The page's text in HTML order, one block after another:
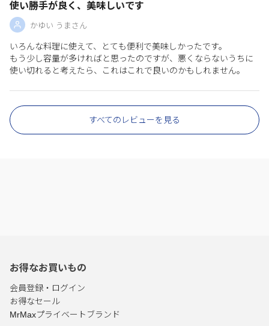
使い勝手が良く、美味しいです
かゆい うまさん
いろんな料理に使えて、とても便利で美味しかったです。
もう少し容量が多ければと思ったのですが、悪くならないうちに
使い切れると考えたら、これはこれで良いのかもしれません。
すべてのレビューを見る
お得なお買いもの
会員登録・ログイン
お得なセール
MrMaxプライベートブランド